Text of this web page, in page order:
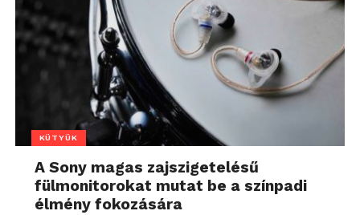
KÜTYÜK
A Sony magas zajszigetelésű
fülmonitorokat mutat be a színpadi
élmény fokozására